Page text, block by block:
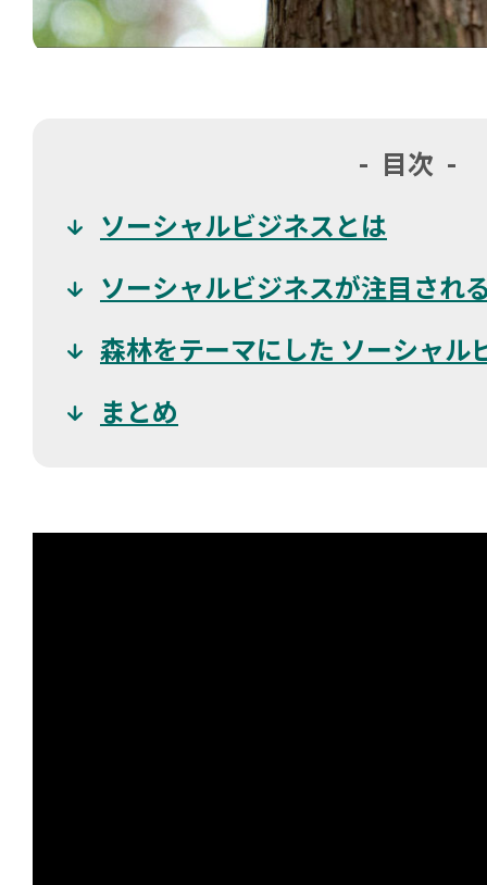
目次
ソーシャルビジネスとは
ソーシャルビジネスが注目され
森林をテーマにした ソーシャル
まとめ